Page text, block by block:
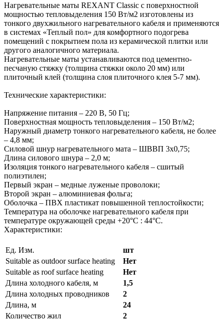
Нагревательные маты REXANT Classic с поверхностной
мощностью тепловыделения 150 Вт/м2 изготовлены из
тонкого двухжильного нагревательного кабеля и применяются
в системах «Теплый пол» для комфортного подогрева
помещений с покрытием пола из керамической плитки или
другого аналогичного материала.
Нагревательные маты устанавливаются под цементно-
песчаную стяжку (толщина стяжки около 20 мм) или
плиточный клей (толщина слоя плиточного клея 5-7 мм).
Технические характеристики:
Напряжение питания – 220 В, 50 Гц;
Поверхностная мощность тепловыделения – 150 Вт/м2;
Наружный диаметр тонкого нагревательного кабеля, не более
– 4,8 мм;
Силовой шнур нагревательного мата – ШВВП 3х0,75;
Длина силового шнура – 2,0 м;
Изоляция тонкого нагревательного кабеля – сшитый
полиэтилен;
Первый экран – медные луженые проволоки;
Второй экран – алюминиевая фольга;
Оболочка – ПВХ пластикат повышенной теплостойкости;
Температура на оболочке нагревательного кабеля при
температуре окружающей среды +20°С : 44°С.
Характеристики:
Ед. Изм.
шт
Suitable as outdoor surface heating
Нет
Suitable as roof surface heating
Нет
Длина холодного кабеля, м
1,5
Длина холодных проводников
2
Длина, м
24
Количество жил
2